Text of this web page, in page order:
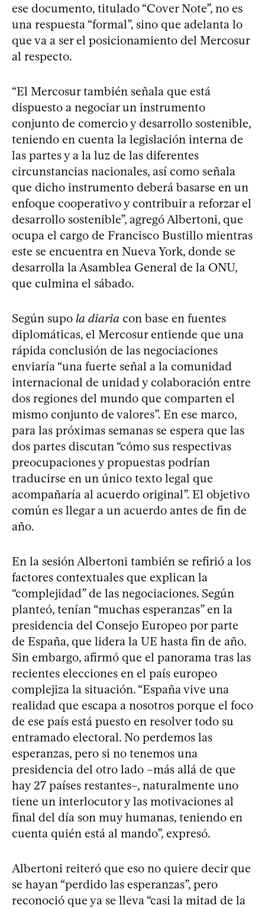
ese documento, titulado “Cover Note”, no es
una respuesta “formal”, sino que adelanta lo
que va a ser el posicionamiento del Mercosur
al respecto.
“El Mercosur también señala que está
dispuesto a negociar un instrumento
conjunto de comercio y desarrollo sostenible,
teniendo en cuenta la legislación interna de
las partes y a la luz de las diferentes
circunstancias nacionales, así como señala
que dicho instrumento deberá basarse en un
enfoque cooperativo y contribuir a reforzar el
desarrollo sostenible”, agregó Albertoni, que
ocupa el cargo de Francisco Bustillo mientras
este se encuentra en Nueva York, donde se
desarrolla la Asamblea General de la ONU,
que culmina el sábado.
Según supo la diaria con base en fuentes
diplomáticas, el Mercosur entiende que una
rápida conclusión de las negociaciones
enviaría “una fuerte señal a la comunidad
internacional de unidad y colaboración entre
dos regiones del mundo que comparten el
mismo conjunto de valores”. En ese marco,
para las próximas semanas se espera que las
dos partes discutan “cómo sus respectivas
preocupaciones y propuestas podrían
traducirse en un único texto legal que
acompañaría al acuerdo original”. El objetivo
común es llegar a un acuerdo antes de fin de
año.
En la sesión Albertoni también se refirió a los
factores contextuales que explican la
“complejidad” de las negociaciones. Según
planteó, tenían “muchas esperanzas” en la
presidencia del Consejo Europeo por parte
de España, que lidera la UE hasta fin de año.
Sin embargo, afirmó que el panorama tras las
recientes elecciones en el país europeo
complejiza la situación. “España vive una
realidad que escapa a nosotros porque el foco
de ese país está puesto en resolver todo su
entramado electoral. No perdemos las
esperanzas, pero si no tenemos una
presidencia del otro lado –más allá de que
hay 27 países restantes–, naturalmente uno
tiene un interlocutor y las motivaciones al
final del día son muy humanas, teniendo en
cuenta quién está al mando”, expresó.
Albertoni reiteró que eso no quiere decir que
se hayan “perdido las esperanzas”, pero
reconoció que ya se lleva “casi la mitad de la